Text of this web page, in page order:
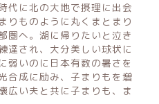
代に北の大地で摂理に出会
りものように丸くまとまり
圏へ。湖に帰りたいと泣き
達され、大分美しい球状に
弱いのに日本有数の暑さを
合成に励み、子まりもを増
広い夫と共に子まりも、ま